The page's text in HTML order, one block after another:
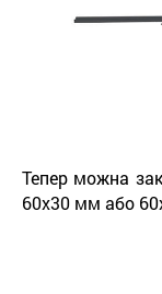
Тепер можна
60х30 мм або